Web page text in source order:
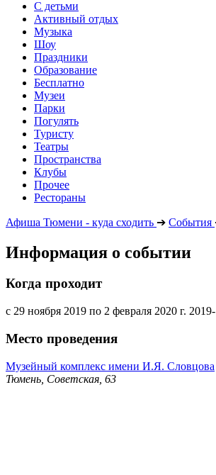
С детьми
Активный отдых
Музыка
Шоу
Праздники
Образование
Бесплатно
Музеи
Парки
Погулять
Туристу
Театры
Пространства
Клубы
Прочее
Рестораны
Афиша Тюмени - куда сходить ➔ События
Информация о событии
Когда проходит
с 29 ноября 2019 по 2 февраля 2020 г.
Место проведения
Музейный комплекс имени И.Я. Словцова
Тюмень, Советская, 63